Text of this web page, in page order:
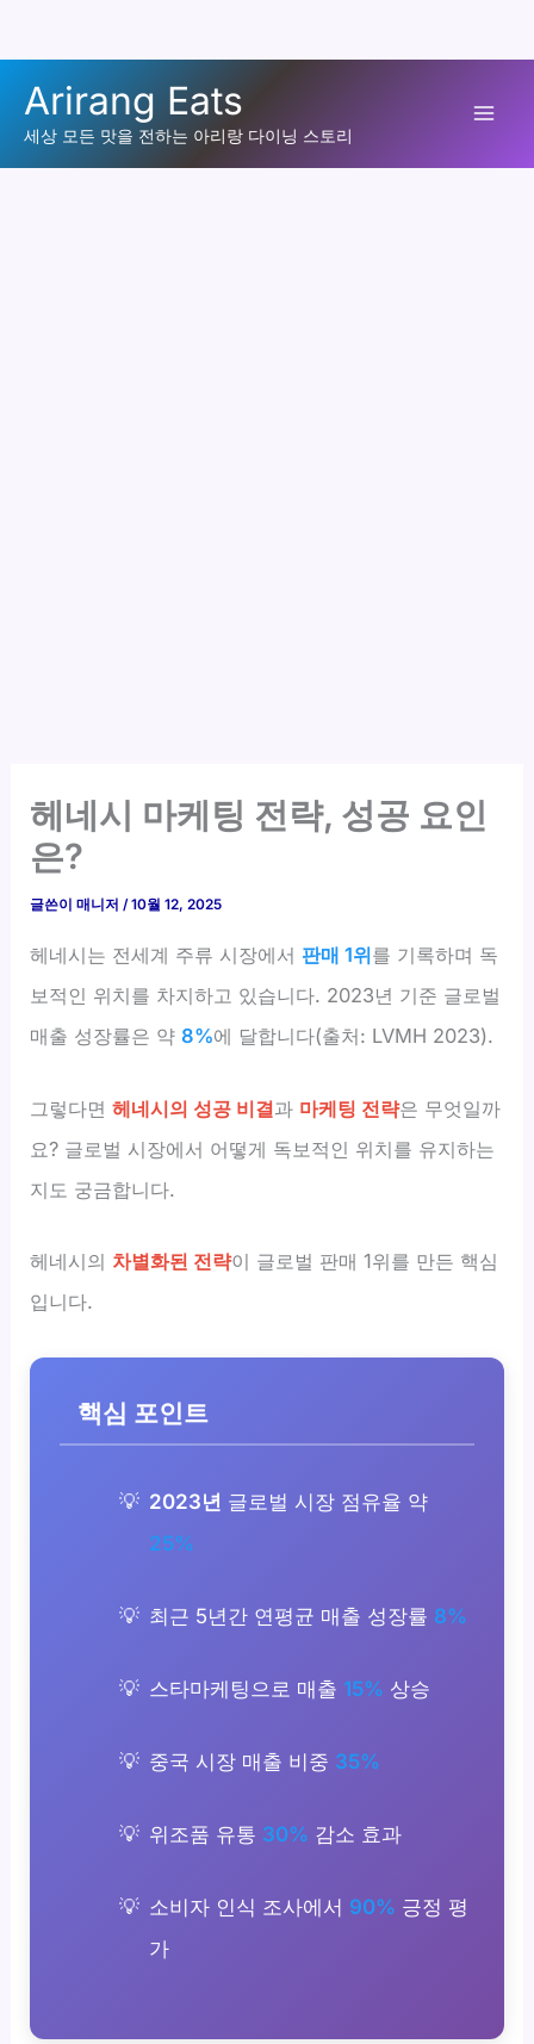
로
Arirang Eats
세상 모든 맛을 전하는 아리랑 다이닝 스토리
헤네시 마케팅 전략, 성공 요인
은?
글쓴이매니저/10월 12, 2025
헤네시는 전세계 주류 시장에서 판매 1위를 기록하며 독
보적인 위치를 차지하고 있습니다. 2023년 기준 글로벌
매출 성장률은 약8%에 달합니다(출처: LVMH 2023).
그렇다면헤네시의 성공 비결과 마케팅 전략은 무엇일까
요? 글로벌 시장에서 어떻게 독보적인 위치를 유지하는
지도 궁금합니다.
헤네시의 차별화된 전략이 글로벌 판매 1위를 만든 핵심
입니다.
핵심 포인트
2023년 글로벌 시장 점유율 약
25%
최근 5년간 연평균 매출 성장률 8%
스타마케팅으로 매출 15% 상승
중국 시장 매출 비중 35%
위조품 유통 30% 감소 효과
소비자 인식 조사에서 90% 긍정 평
가